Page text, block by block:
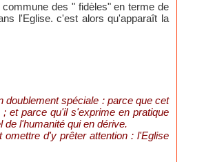
des " fidèles" en terme de
l'Eglise. c'est alors qu'apparaît la
doublement spéciale : parce que cet
et parce qu'il s'exprime en pratique
de l'humanité qui en dérive.
d'y prêter attention : l'Eglise